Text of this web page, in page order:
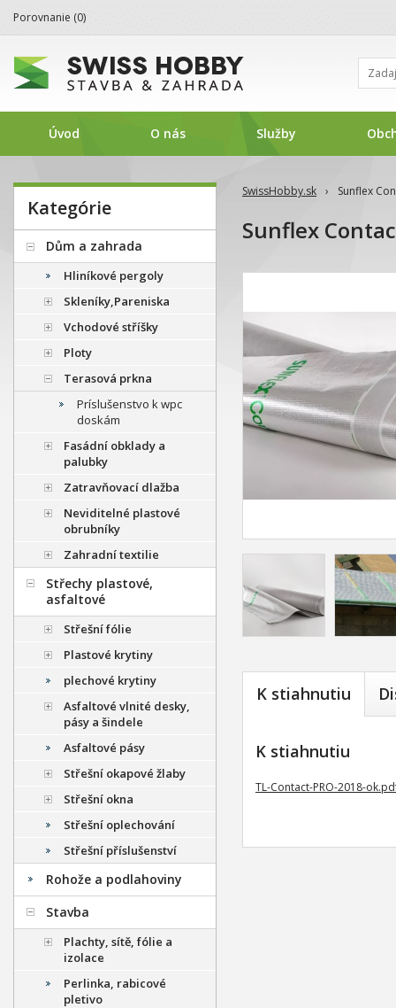
SwissHobby.sk › Sunflex
Sunflex
K stiahnutiu
K stiahnutiu
TL-Contact-PRO-2018-
Kategórie
Dům a zahrada
Hliníkové pergoly
Skleníky,Pareniska
Vchodové stříšky
Ploty
Terasová prkna
Príslušenstvo k wpc
doskám
Fasádní obklady a
palubky
Zatravňovací dlažba
Neviditelné plastové
obrubníky
Zahradní textilie
Střechy plastové,
asfaltové
Střešní fólie
Plastové krytiny
plechové krytiny
Asfaltové vlnité desky,
pásy a šindele
Asfaltové pásy
Střešní okapové žlaby
Střešní okna
Střešní oplechování
Střešní příslušenství
Rohože a podlahoviny
Stavba
Plachty, sítě, fólie a
izolace
Perlinka, rabicové
pletivo
Porovnanie (0)
Úvod O nás Služby